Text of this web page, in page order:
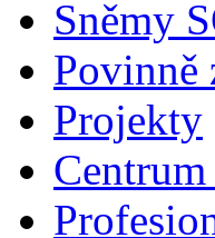
Sněmy
Povinně
Projekty